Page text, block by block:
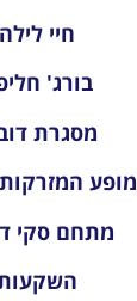
חיי לילה
בורג'
מסגרת
מופע
מתחם סקי